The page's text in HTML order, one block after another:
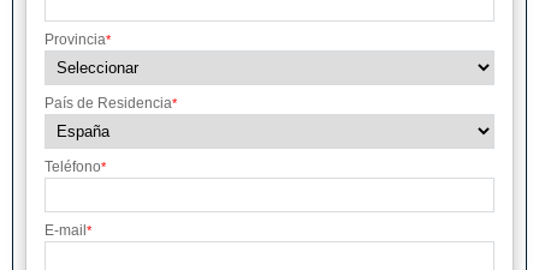
Provincia*
País de Residencia*
Teléfono*
E-mail *